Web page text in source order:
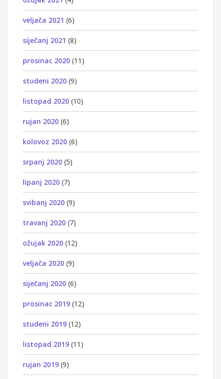
veljača 2021 (6)
siječanj 2021 (8)
prosinac 2020 (11)
studeni 2020 (9)
listopad 2020 (10)
rujan 2020 (6)
kolovoz 2020 (6)
srpanj 2020 (5)
lipanj 2020 (7)
svibanj 2020 (9)
travanj 2020 (7)
ožujak 2020 (12)
veljača 2020 (9)
siječanj 2020 (6)
prosinac 2019 (12)
studeni 2019 (12)
listopad 2019 (11)
rujan 2019 (9)